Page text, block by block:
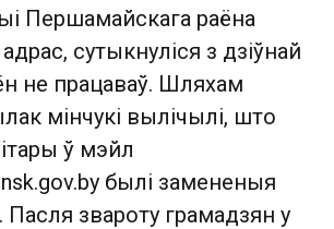
Першамайскага раёна
сутыкнуліся з дзіўнай
не працаваў. Шляхам
мінчукі вылічылі, што
ў мэйл
былі замененыя
Пасля звароту грамадзян у